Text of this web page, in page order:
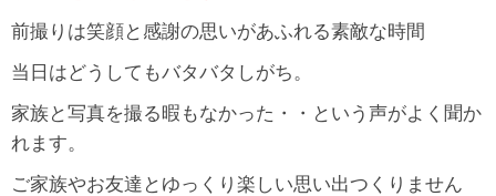
前撮りは笑顔と感謝の思いがあふれる素敵な時間
当日はどうしてもバタバタしがち。
家族と写真を撮る暇もなかった・・という声がよく聞か
れます。
ご家族やお友達とゆっくり楽しい思い出つくりません